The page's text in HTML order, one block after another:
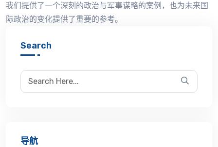
我们提供了一个深刻的政治与军事谋略的案例，也为未来国
际政治的变化提供了重要的参考。
Search
导航